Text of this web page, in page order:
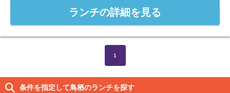
ランチの詳細を見る
1
条件を指定して鳥栖のランチを探す